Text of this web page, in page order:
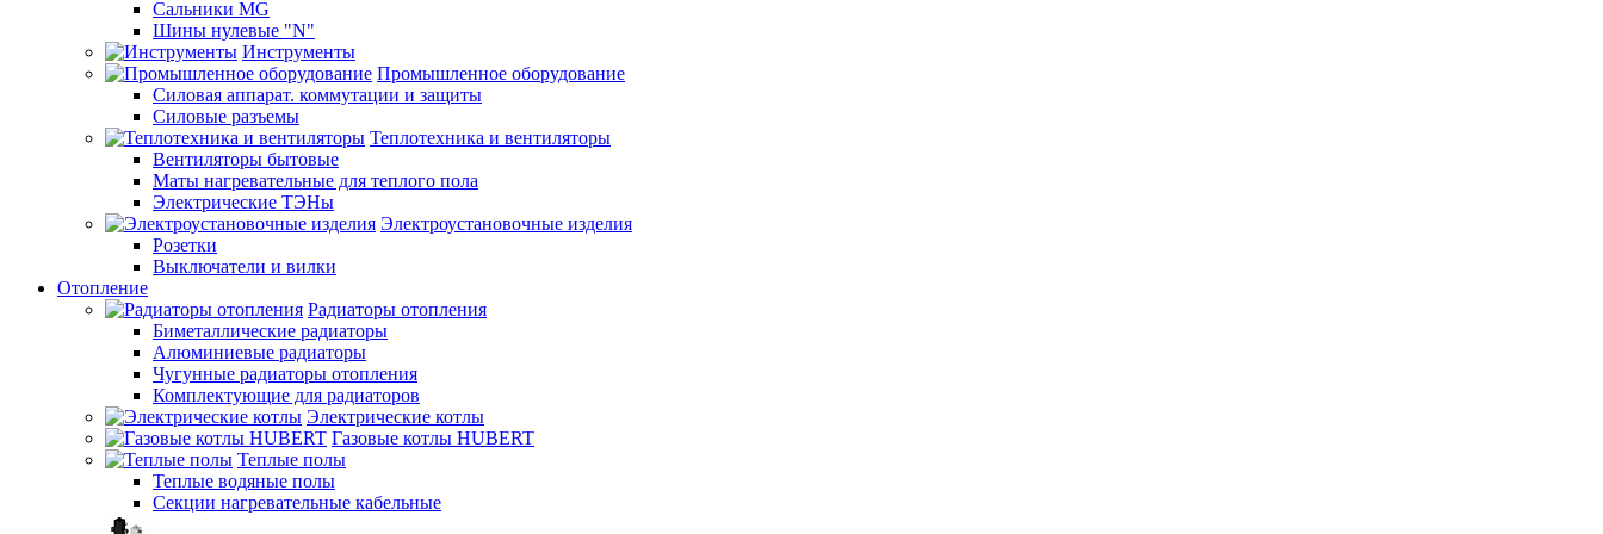
Сальники MG
Шины нулевые "N"
Инструменты
Промышленное оборудование
Силовая аппарат. коммутации и защиты
Силовые разъемы
Теплотехника и вентиляторы
Вентиляторы бытовые
Маты нагревательные для теплого пола
Электрические ТЭНы
Электроустановочные изделия
Розетки
Выключатели и вилки
Отопление
Радиаторы отопления
Биметаллические радиаторы
Алюминиевые радиаторы
Чугунные радиаторы отопления
Комплектующие для радиаторов
Электрические котлы
Газовые котлы HUBERT
Теплые полы
Теплые водяные полы
Секции нагревательные кабельные